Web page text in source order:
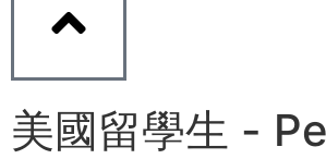
美國留學生 -